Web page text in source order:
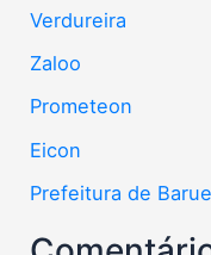
Verdureira
Zaloo
Prometeon
Eicon
Prefeitura de